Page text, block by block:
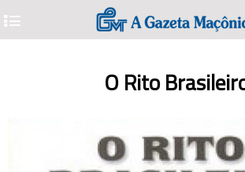
4
O Rito